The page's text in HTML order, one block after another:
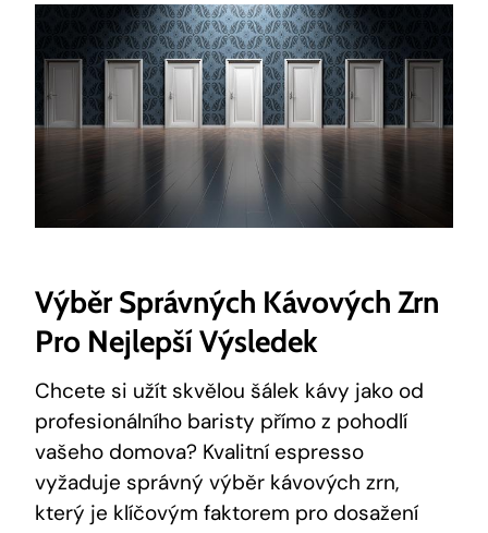
Výběr Správných Kávových Zrn
Pro Nejlepší Výsledek
Chcete si užít skvělou šálek kávy jako od
profesionálního baristy přímo z pohodlí
vašeho domova? Kvalitní espresso
vyžaduje správný výběr kávových zrn,
který je klíčovým faktorem pro dosažení